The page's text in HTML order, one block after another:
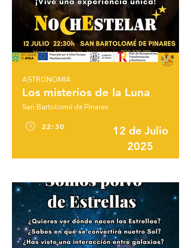
ASTRONOMIA
Los misterios de la Luna
San Bartolomé de Pinares
22:30
12 de Julio
2025